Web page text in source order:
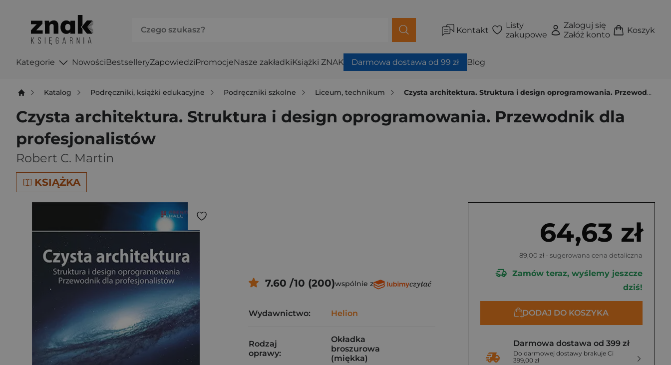
Kontakt
Listy
zakupowe
Zaloguj się
Załóż konto
Koszyk
Kategorie NowościBestselleryZapowiedziPromocjeNasze zakładkiKsiążki ZNAK Darmowa dostawa od 99 zł Blog
Katalog Podręczniki, książki edukacyjne Podręczniki szkolne Liceum, technikum Czysta architektura. Struktura i design oprogramowania. Przewodnik dla profesjonalistów
Czysta architektura. Struktura i design oprogramowania. Przewodnik dla
profesjonalistów
Robert C. Martin
KSIĄŻKA
64,63 zł
89,00 zł - sugerowana cena detaliczna
Zamów teraz, wyślemy jeszcze
dziś!
DODAJ DO KOSZYKA
Darmowa dostawa od 399 zł
Do darmowej dostawy brakuje Ci
399,00 zł
7.60 /10 (200)wspólnie z
Wydawnictwo: Helion
Rodzaj
oprawy:
Okładka
broszurowa
(miękka)